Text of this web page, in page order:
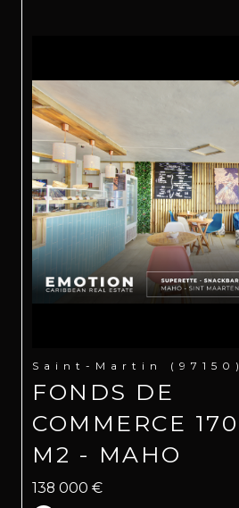
Saint-Martin (97150)
FONDS DE
COMMERCE 170
M2 - MAHO
138 000 €